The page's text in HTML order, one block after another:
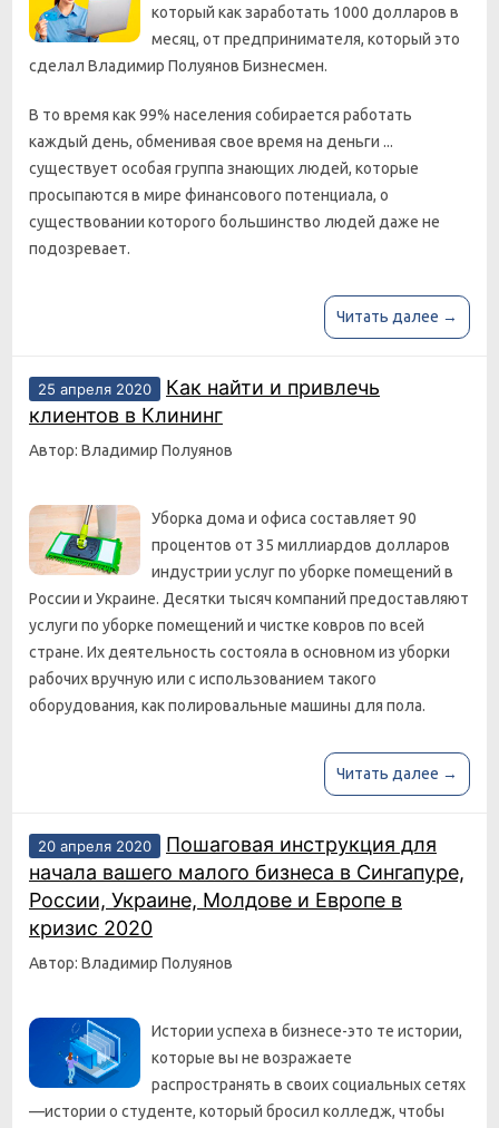
который как заработать 1000 долларов в
месяц, от предпринимателя, который это
сделал Владимир Полуянов Бизнесмен.
В то время как 99% населения собирается работать
каждый день, обменивая свое время на деньги ...
существует особая группа знающих людей, которые
просыпаются в мире финансового потенциала, о
существовании которого большинство людей даже не
подозревает.
Читать далее →
25 апреля 2020
Как найти и привлечь
клиентов в Клининг
Автор: Владимир Полуянов
Уборка дома и офиса составляет 90
процентов от 35 миллиардов долларов
индустрии услуг по уборке помещений в
России и Украине. Десятки тысяч компаний предоставляют
услуги по уборке помещений и чистке ковров по всей
стране. Их деятельность состояла в основном из уборки
рабочих вручную или с использованием такого
оборудования, как полировальные машины для пола.
Читать далее →
20 апреля 2020
Пошаговая инструкция для
начала вашего малого бизнеса в Сингапуре,
России, Украине, Молдове и Европе в
кризис 2020
Автор: Владимир Полуянов
Истории успеха в бизнесе-это те истории,
которые вы не возражаете
распространять в своих социальных сетях
—истории о студенте, который бросил колледж, чтобы